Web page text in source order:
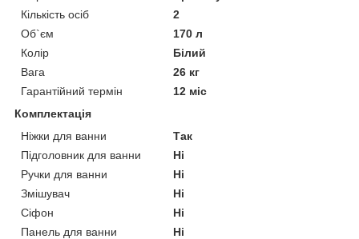
Кількість осіб
2
Об`єм
170 л
Колір
Білий
Вага
26 кг
Гарантійний термін
12 міс
Комплектація
Ніжки для ванни
Так
Підголовник для ванни
Ні
Ручки для ванни
Ні
Змішувач
Ні
Сіфон
Ні
Панель для ванни
Ні